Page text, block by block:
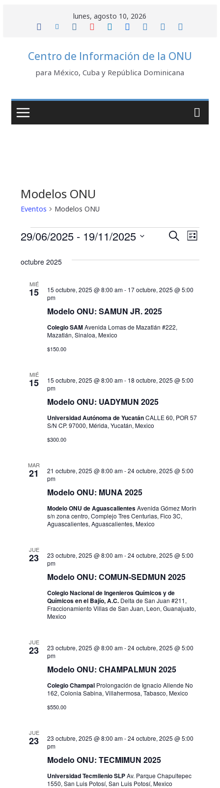
lunes, agosto 10, 2026
Centro de Información de la ONU
para México, Cuba y República Dominicana
Modelos ONU
Eventos Modelos ONU
Eventos
B
ú
q
e
n
e
a
ó
d
e
i
t
a
d
E
B
s
r
N
e
n
e
s
E
n
o
L
s
29/06/2025 - 19/11/2025
e
octubre 2025
MIÉ
15
Modelo ONU: SAMUN JR. 2025
15 octubre, 2025 @ 8:00 am- 17 octubre, 2025 @ 5:00
pm
Colegio SAMAvenida Lomas de Mazatlán #222,
Mazatlán, Sinaloa, Mexico
$150.00
MIÉ
15
Modelo ONU: UADYMUN 2025
15 octubre, 2025 @ 8:00 am- 18 octubre, 2025 @ 5:00
pm
Universidad Autónoma de YucatánCALLE 60, POR 57
S/N CP. 97000, Mérida, Yucatán, Mexico
$300.00
MAR
21
Modelo ONU: MUNA 2025
21 octubre, 2025 @ 8:00 am-24 octubre, 2025 @ 5:00
pm
Modelo ONU de AguascalientesAvenida Gómez Morín
s/n zona centro, Complejo Tres Centurias, Fico 3C,
Aguascalientes, Aguascalientes, Mexico
JUE
23
Modelo ONU: COMUN-SEDMUN 2025
23 octubre, 2025 @ 8:00 am-24 octubre, 2025 @ 5:00
pm
Colegio Nacional de Ingenieros Químicos y de
Químicos en el Bajío, A.C. Delta de San Juan #211,
Fraccionamiento Villas de San Juan, Leon, Guanajuato,
Mexico
JUE
23
Modelo ONU: CHAMPALMUN 2025
23 octubre, 2025 @ 8:00 am-24 octubre, 2025 @ 5:00
pm
Colegio Champal Prolongación de Ignacio Allende No
162, Colonia Sabina, Villahermosa, Tabasco, Mexico
$550.00
JUE
23
Modelo ONU: TECMIMUN 2025
23 octubre, 2025 @ 8:00 am-24 octubre, 2025 @ 5:00
pm
Universidad Tecmilenio SLPAv. Parque Chapultepec
1550, San Luis Potosí, San Luis Potosí, Mexico